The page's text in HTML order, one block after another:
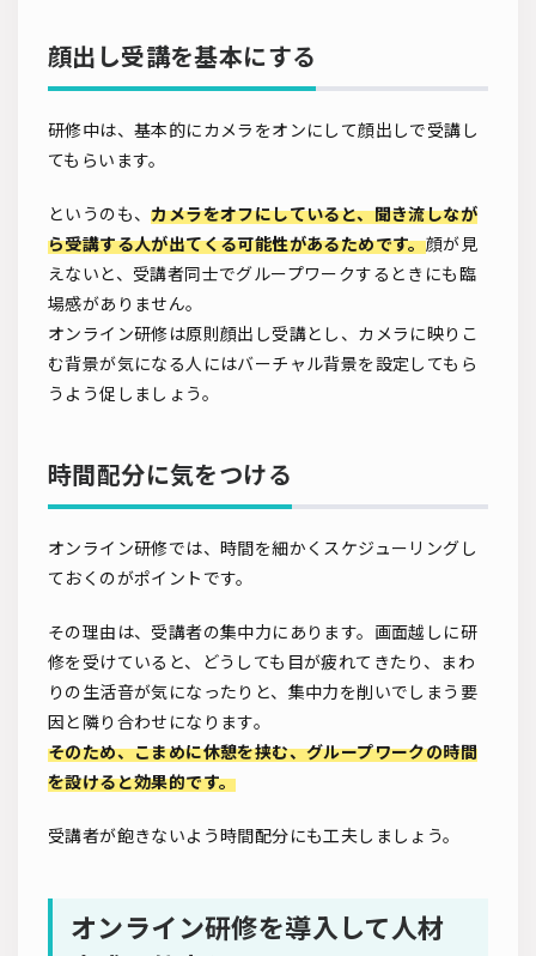
顔出し受講を基本にする
研修中は、基本的にカメラをオンにして顔出しで受講し
てもらいます。
というのも、カメラをオフにしていると、聞き流しなが
ら受講する人が出てくる可能性があるためです。顔が見
えないと、受講者同士でグループワークするときにも臨
場感がありません。
オンライン研修は原則顔出し受講とし、カメラに映りこ
む背景が気になる人にはバーチャル背景を設定してもら
うよう促しましょう。
時間配分に気をつける
オンライン研修では、時間を細かくスケジューリングし
ておくのがポイントです。
その理由は、受講者の集中力にあります。画面越しに研
修を受けていると、どうしても目が疲れてきたり、まわ
りの生活音が気になったりと、集中力を削いでしまう要
因と隣り合わせになります。
そのため、こまめに休憩を挟む、グループワークの時間
を設けると効果的です。
受講者が飽きないよう時間配分にも工夫しましょう。
オンライン研修を導入して人材